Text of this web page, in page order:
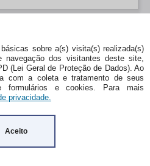
sobre a(s) visita(s) realizada(s)
navegação dos visitantes deste site,
(Lei Geral de Proteção de Dados). Ao
com a coleta e tratamento de seus
formulários e cookies. Para mais
privacidade.
Aceito